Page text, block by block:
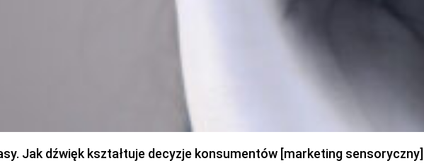
Jak dźwięk kształtuje decyzje konsumentów [marketing sensoryczny]